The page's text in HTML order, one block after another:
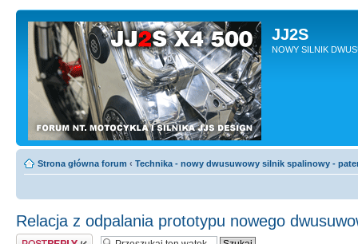
JJ2S
NOWY SILNIK
Strona główna forum ‹ Technika - nowy dwusuwowy silnik spalinowy -
Relacja z odpalania prototypu nowego
Odpowiedz